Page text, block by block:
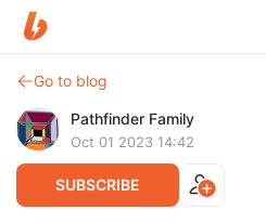
Go to blog
Pathfinder Family
Oct 01 2023 14:42
SUBSCRIBE